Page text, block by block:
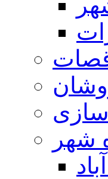
شهر